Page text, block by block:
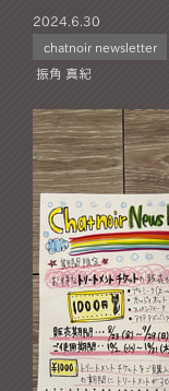
2024. 6.30
chatnoir newsletter
振角 真紀